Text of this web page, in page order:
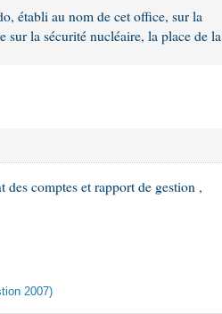
établi au nom de cet office, sur la
sur la sécurité nucléaire, la place de la
comptes et rapport de gestion ,
2007)